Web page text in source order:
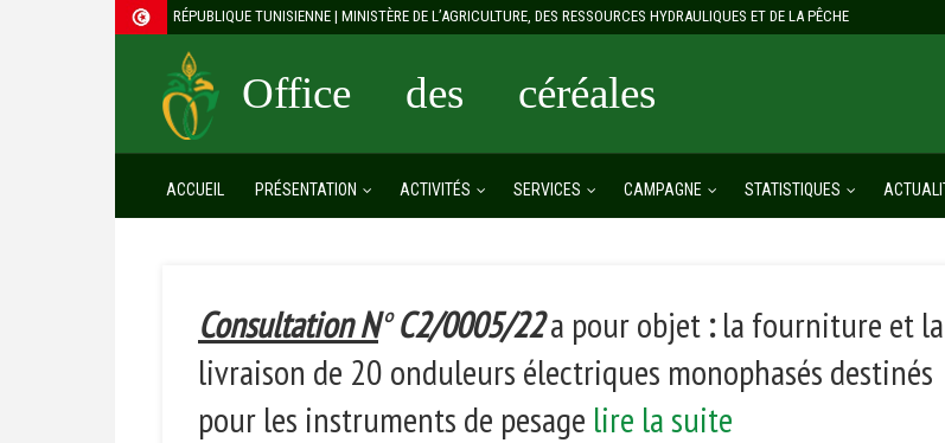
RÉPUBLIQUE TUNISIENNE | MINISTÈRE DE L’AGRICULTURE, DES RESSOURCES HYDRAULIQUES ET DE LA PÊCHE
Office des céréales
ACCUEIL PRÉSENTATION ACTIVITÉS SERVICES CAMPAGNE STATISTIQUES
Consultation N°C2/0005/22a pour objet :la fourniture et la
livraison de 20 onduleurs électriques monophasés destinés
pour les instruments de pesage lire la suite